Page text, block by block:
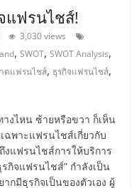
แฟรนไชส์!
3,030 views
,SWOT,SWOT Analysis,
ดแฟรนไชส์, ธุรกิจแฟรนไชส์,
างไหน ซ้ายหรือขวา ก็เห็น
ฉพาะแฟรนไชส์เกี่ยวกับ
งแฟรนไชส์การให้บริการ
กิจแฟรนไชส์” กำลังเป็น
กมีธุรกิจเป็นของตัวเอง ผู้